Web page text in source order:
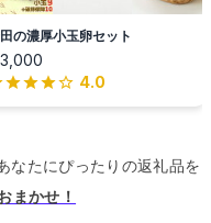
の濃厚小玉卵セット
4.0
なたにぴったりの返礼品を
まかせ！